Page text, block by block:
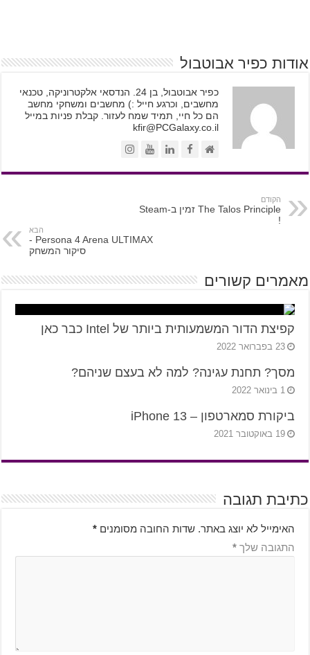
אודות כפיר אבוטבול
כפיר אבוטבול, בן 24. הנדסאי אלקטרוניקה, טכנאי
מחשבים, וכרגע חייל :) מחשבים ומשחקי מחשב
הם כל חיי, תמיד שמח לעזור. קבלת פניות במייל
kfir@PCGalaxy.co.il
הקודם
The Talos Principle זמין ב-Steam
!
הבא
Persona 4 Arena ULTIMAX -
סיקור המשחק
מאמרים קשורים
קפיצת הדור המשמעותית ביותר של Intel כבר כאן
23 בפברואר 2022
מסך? תחנת עגינה? למה לא בעצם שניהם?
1 בינואר 2022
ביקורת סמארטפון – iPhone 13
19 באוקטובר 2021
כתיבת תגובה
האימייל לא יוצג באתר. שדות החובה מסומנים *
התגובה שלך *